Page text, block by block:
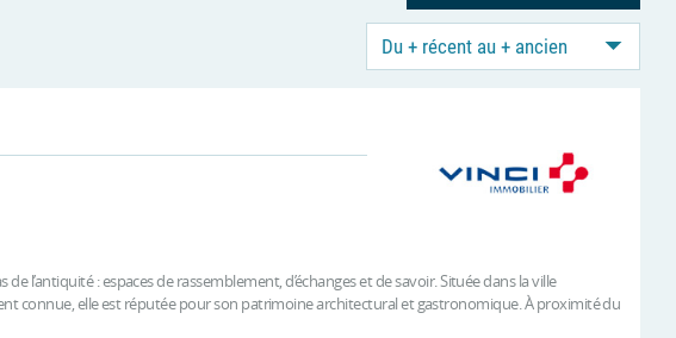
Du + récent au + ancien
de l’antiquité : espaces de rassemblement, d’échanges et de savoir. Située dans la ville
connue, elle est réputée pour son patrimoine architectural et gastronomique. À proximité du